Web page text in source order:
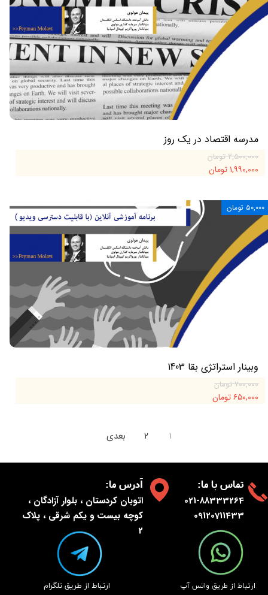
مدرسه اقتصاد در یک روز
۲,۵۰۰,۰۰۰ تومان
۱,۹۹۰,۰۰۰ تومان
وبینار استراتژی بقا 1403
۷۰۰,۰۰۰ تومان
۶۵۰,۰۰۰ تومان
۵۰,۰۰۰ تومان
۱ ۲ بعدی
:تماس با ما
021-88333264
09120711433
:آدرس ما
اتوبان کردستان ، بلوار آزادگان ،
کوچه بیست و یکم شرقی ، پلاک
2
​ارتباط از طریق تلگرام ​ارتباط از طریق واتس آپ